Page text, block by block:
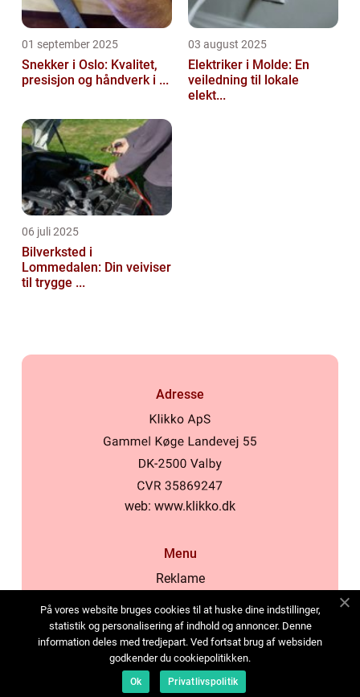
01 september 2025
Snekker i Oslo: Kvalitet,
presisjon og håndverk i ...
03 august 2025
Elektriker i Molde: En
veiledning til lokale
elekt...
06 juli 2025
Bilverksted i
Lommedalen: Din veiviser
til trygge ...
Adresse
web: www.klikko.dk
Menu
Reklame
Cookies
Kontakt Oss
Sitemap
På vores website bruges cookies til at huske dine indstillinger,
statistik og personalisering af indhold og annoncer. Denne
information deles med tredjepart. Ved fortsat brug af websiden
godkender du cookiepolitikken.
Ok Privatlivspolitik